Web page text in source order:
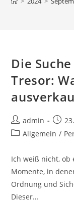
Die
Tresor:
Beitrags-
Autor:
admin
Beitrags-
Allgemein /
Ich weiß nicht, ob
Momente, in
Ordnung und
Dieser…